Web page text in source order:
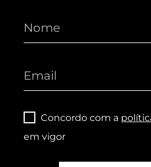
Concordo com a
em vigor